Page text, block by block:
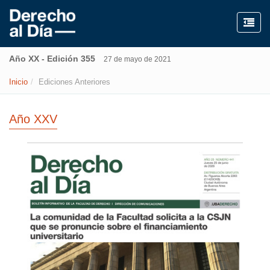
Año XX - Edición 355 27 de mayo de 2021
Inicio Ediciones Anteriores
Año XXV